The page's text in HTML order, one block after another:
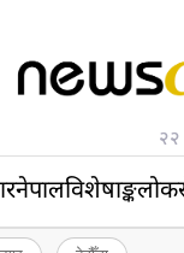
२२
नेपालविशेषाङ्क